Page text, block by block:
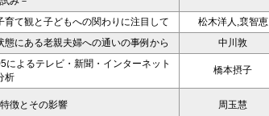
て観と子どもへの関わりに注目して
松木洋人,裵智恵
態にある老親夫婦への通いの事例から
中川敦
よるテレビ・新聞・インターネット
析
橋本摂子
徴とその影響 周玉慧